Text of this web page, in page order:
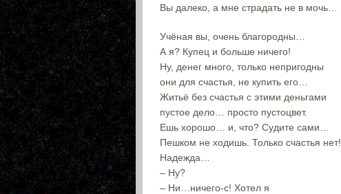
Вы далеко, а мне страдать не в мочь…
Учёная вы, очень благородны…
А я? Купец и больше ничего!
Ну, денег много, только непригодны
они для счастья, не купить его…
Житьё без счастья с этими деньгами
пустое дело… просто пустоцвет.
Ешь хорошо… и, что? Судите сами…
Пешком не ходишь. Только счастья нет!
Надежда…
– Ну?
– Ни…ничего-с! Хотел я